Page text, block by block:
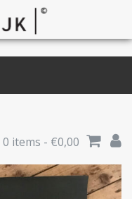
0 items - €0,00